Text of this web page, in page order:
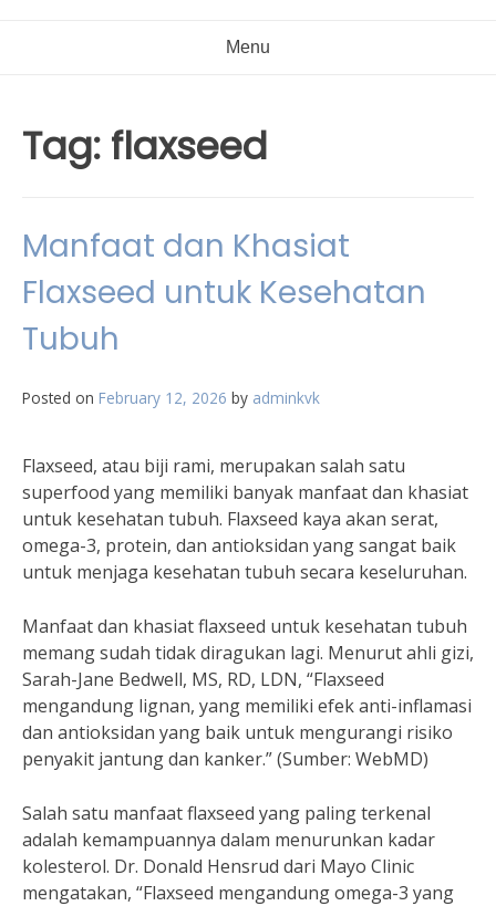
Menu
Tag: flaxseed
Manfaat dan Khasiat
Flaxseed untuk Kesehatan
Tubuh
Posted on February 12, 2026 by adminkvk
Flaxseed, atau biji rami, merupakan salah satu
superfood yang memiliki banyak manfaat dan khasiat
untuk kesehatan tubuh. Flaxseed kaya akan serat,
omega-3, protein, dan antioksidan yang sangat baik
untuk menjaga kesehatan tubuh secara keseluruhan.
Manfaat dan khasiat flaxseed untuk kesehatan tubuh
memang sudah tidak diragukan lagi. Menurut ahli gizi,
Sarah-Jane Bedwell, MS, RD, LDN, “Flaxseed
mengandung lignan, yang memiliki efek anti-inflamasi
dan antioksidan yang baik untuk mengurangi risiko
penyakit jantung dan kanker.” (Sumber: WebMD)
Salah satu manfaat flaxseed yang paling terkenal
adalah kemampuannya dalam menurunkan kadar
kolesterol. Dr. Donald Hensrud dari Mayo Clinic
mengatakan, “Flaxseed mengandung omega-3 yang